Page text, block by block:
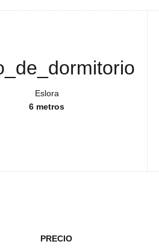
Eslora
6 metros
PRECIO